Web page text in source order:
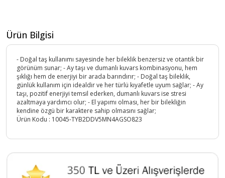
Ürün Bilgisi
- Doğal taş kullanımı sayesinde her bileklik benzersiz ve otantik bir
görünüm sunar; - Ay taşı ve dumanlı kuvars kombinasyonu, hem
şıklığı hem de enerjiyi bir arada barındırır; - Doğal taş bileklik,
günlük kullanım için idealdir ve her türlü kıyafetle uyum sağlar; - Ay
taşı, pozitif enerjiyi temsil ederken, dumanlı kuvars ise stresi
azaltmaya yardımcı olur; - El yapımı olması, her bir bilekliğin
kendine özgü bir karaktere sahip olmasını sağlar;
Ürün Kodu : 10045-TYB2DDV5MN4AGSO823